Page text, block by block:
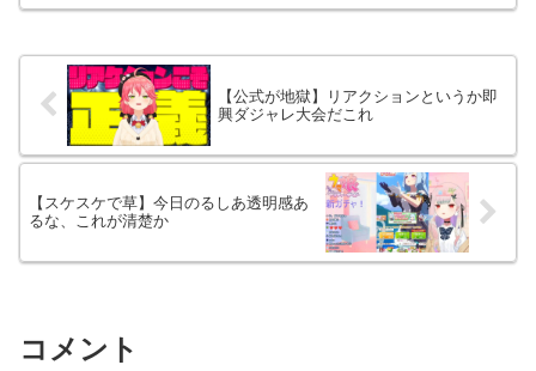
【公式が地獄】リアクションというか即
興ダジャレ大会だこれ
【スケスケで草】今日のるしあ透明感あ
るな、これが清楚か
コメント